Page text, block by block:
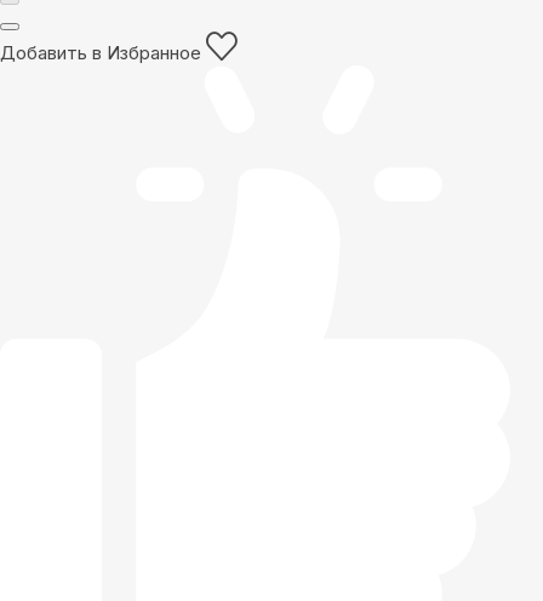
Добавить в Избранное